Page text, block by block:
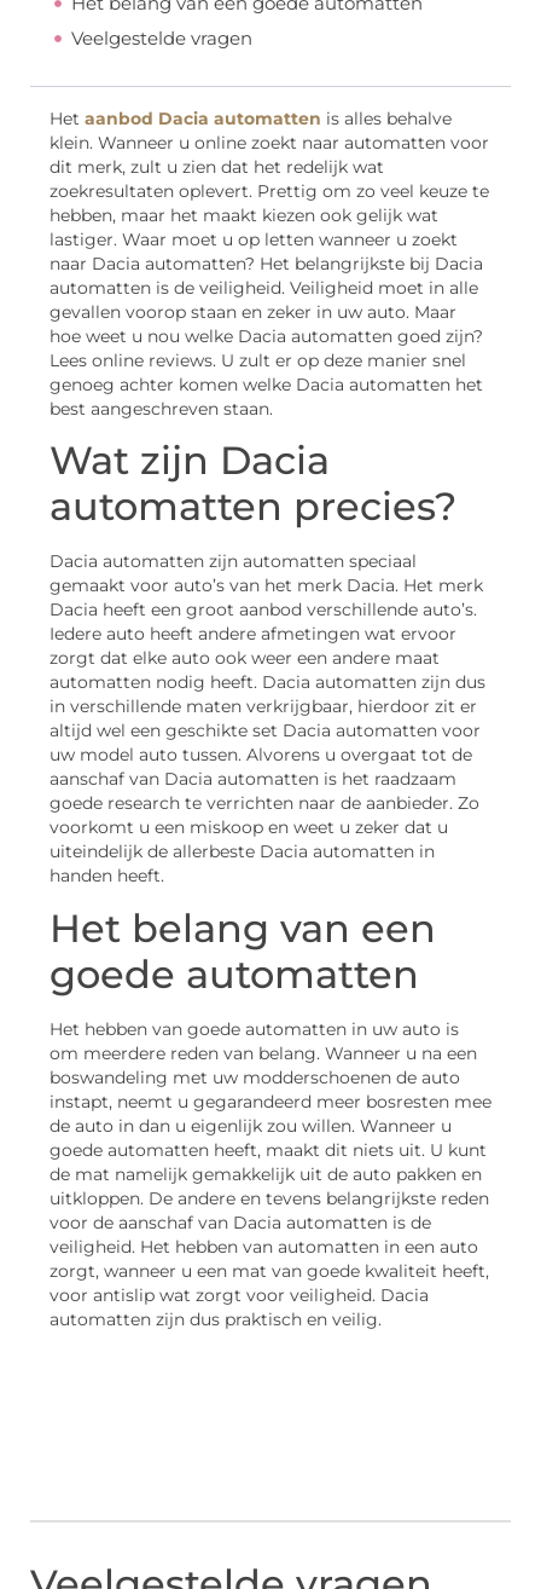
Veelgestelde vragen
Het aanbod Dacia automatten is alles behalve
klein. Wanneer u online zoekt naar automatten voor
dit merk, zult u zien dat het redelijk wat
zoekresultaten oplevert. Prettig om zo veel keuze te
hebben, maar het maakt kiezen ook gelijk wat
lastiger. Waar moet u op letten wanneer u zoekt
naar Dacia automatten? Het belangrijkste bij Dacia
automatten is de veiligheid. Veiligheid moet in alle
gevallen voorop staan en zeker in uw auto. Maar
hoe weet u nou welke Dacia automatten goed zijn?
Lees online reviews. U zult er op deze manier snel
genoeg achter komen welke Dacia automatten het
best aangeschreven staan.
Wat zijn Dacia
automatten precies?
Dacia automatten zijn automatten speciaal
gemaakt voor auto’s van het merk Dacia. Het merk
Dacia heeft een groot aanbod verschillende auto’s.
Iedere auto heeft andere afmetingen wat ervoor
zorgt dat elke auto ook weer een andere maat
automatten nodig heeft. Dacia automatten zijn dus
in verschillende maten verkrijgbaar, hierdoor zit er
altijd wel een geschikte set Dacia automatten voor
uw model auto tussen. Alvorens u overgaat tot de
aanschaf van Dacia automatten is het raadzaam
goede research te verrichten naar de aanbieder. Zo
voorkomt u een miskoop en weet u zeker dat u
uiteindelijk de allerbeste Dacia automatten in
handen heeft.
Het belang van een
goede automatten
Het hebben van goede automatten in uw auto is
om meerdere reden van belang. Wanneer u na een
boswandeling met uw modderschoenen de auto
instapt, neemt u gegarandeerd meer bosresten mee
de auto in dan u eigenlijk zou willen. Wanneer u
goede automatten heeft, maakt dit niets uit. U kunt
de mat namelijk gemakkelijk uit de auto pakken en
uitkloppen. De andere en tevens belangrijkste reden
voor de aanschaf van Dacia automatten is de
veiligheid. Het hebben van automatten in een auto
zorgt, wanneer u een mat van goede kwaliteit heeft,
voor antislip wat zorgt voor veiligheid. Dacia
automatten zijn dus praktisch en veilig.